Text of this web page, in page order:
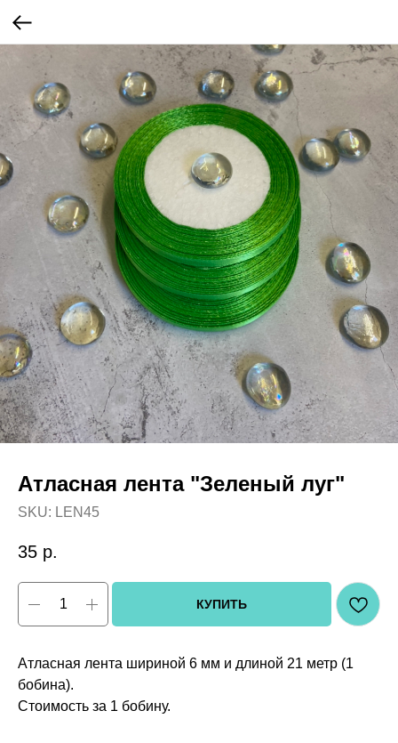
Атласная лента "Зеленый луг"
SKU: LEN45
35 р.
КУПИТЬ
Атласная лента шириной 6 мм и длиной 21 метр (1
бобина).
Стоимость за 1 бобину.